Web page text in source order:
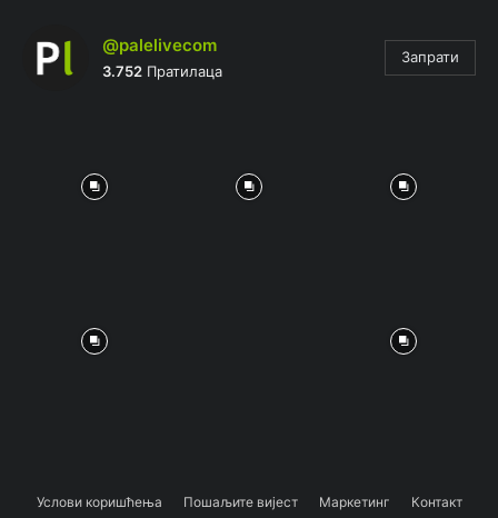
@palelivecom
3.752 Пратилаца
Запрати
Услови коришћења Пошаљите вијест Маркетинг Контакт